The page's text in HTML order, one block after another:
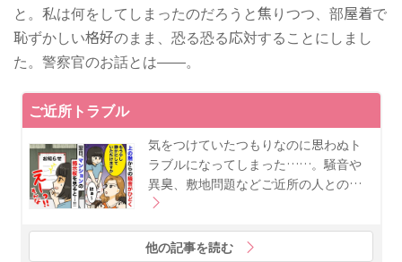
と。私は何をしてしまったのだろうと焦りつつ、部屋着で
恥ずかしい格好のまま、恐る恐る応対することにしまし
た。警察官のお話とは――。
ご近所トラブル
気をつけていたつもりなのに思わぬト
ラブルになってしまった……。騒音や
異臭、敷地問題などご近所の人との…
他の記事を読む